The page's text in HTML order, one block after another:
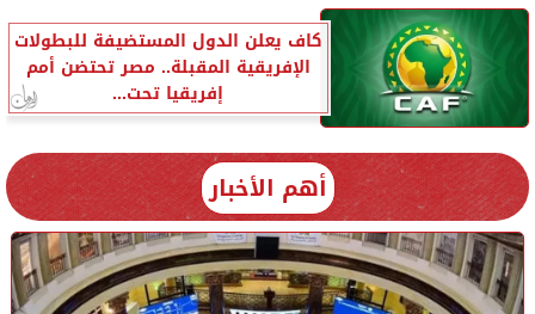
كاف يعلن الدول المستضيفة للبطولات
الإفريقية المقبلة.. مصر تحتضن أمم
إفريقيا تحت...
أهم الأخبار